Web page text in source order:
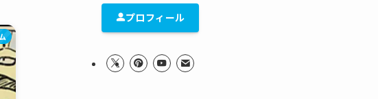
プロフィール